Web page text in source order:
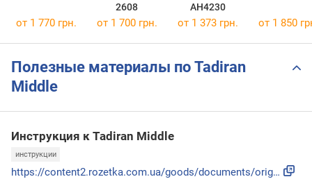
2608
AH4230
от 1 770 грн. от 1 700 грн. от 1 373 грн. от 1 850
Полезные материалы по Tadiran
Middle
Инструкция к Tadiran Middle
инструкции
https://content2.rozetka.com.ua/goods/documents/original/23...